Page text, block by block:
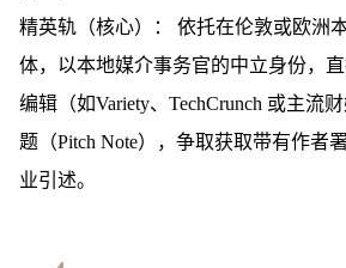
精英轨（核心）：
依托在伦敦或欧洲
体，以本地媒介事务官的中立身份，
编辑（如Variety、TechCrunch 或主流
题（Pitch Note），争取获取带有作者
业引述。